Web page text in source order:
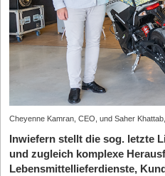
Cheyenne Kamran, CEO, und Saher
Inwiefern stellt die sog. letzte
und zugleich komplexe
Lebensmittellieferdienste,